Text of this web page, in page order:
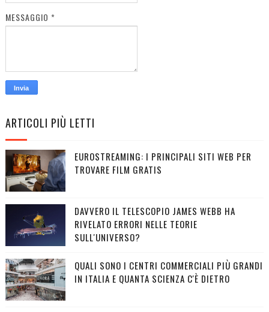
MESSAGGIO *
ARTICOLI PIÙ LETTI
EUROSTREAMING: I PRINCIPALI SITI WEB PER
TROVARE FILM GRATIS
DAVVERO IL TELESCOPIO JAMES WEBB HA
RIVELATO ERRORI NELLE TEORIE
SULL'UNIVERSO?
QUALI SONO I CENTRI COMMERCIALI PIÙ GRANDI
IN ITALIA E QUANTA SCIENZA C'È DIETRO